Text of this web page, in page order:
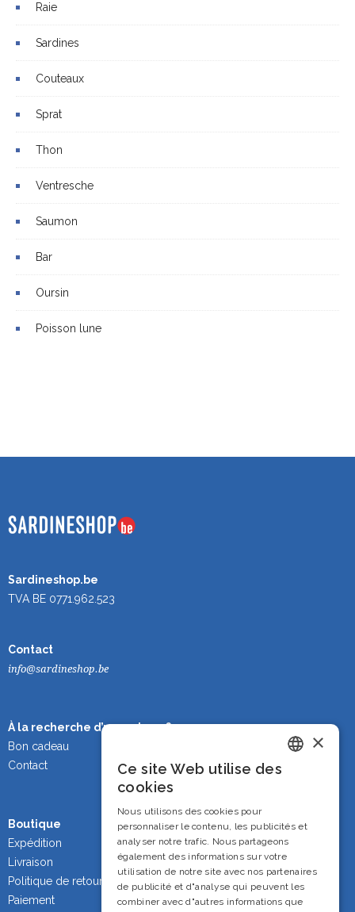
Raie
Sardines
Couteaux
Sprat
Thon
Ventresche
Saumon
Bar
Oursin
Poisson lune
Sardineshop.be
TVA BE 0771.962.523
Contact
info@sardineshop.be
À la recherche d’un cadeau ?
Bon cadeau
Contact
Boutique
Expédition
Livraison
Politique de retour
Paiement
×
Ce site Web utilise des
cookies
Nous utilisons des cookies pour
personnaliser le contenu, les publicités et
analyser notre trafic. Nous partageons
également des informations sur votre
utilisation de notre site avec nos partenaires
de publicité et d"analyse qui peuvent les
combiner avec d"autres informations que